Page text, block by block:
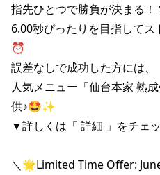
指先ひとつで勝負が決まる
6.00秒ぴったりを目指してス
⏰️
誤差なしで成功した方には、
人気メニュー「仙台本家 熟
供♪🤩✨
▼詳しくは「 詳細 」をチェッ
＼🌟Limited Time Offer: